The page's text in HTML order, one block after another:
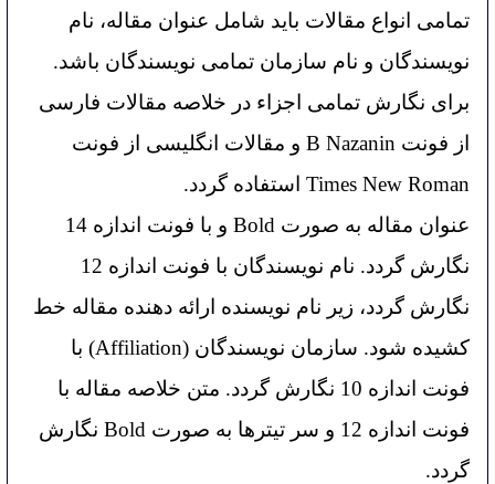
تمامی انواع مقالات باید شامل عنوان مقاله، نام
نویسندگان و نام سازمان تمامی نویسندگان باشد.
برای نگارش تمامی اجزاء در خلاصه مقالات فارسی
از فونت B Nazanin و مقالات انگلیسی از فونت
Times New Roman استفاده گردد.
عنوان مقاله به صورت Bold و با فونت اندازه 14
نگارش گردد.
نام نویسندگان با فونت اندازه 12
نگارش گردد، زیر نام نویسنده ارائه دهنده مقاله خط
کشیده شود.
سازمان نویسندگان (Affiliation) با
فونت اندازه 10 نگارش گردد.
متن خلاصه مقاله با
فونت اندازه 12 و سر تیتر‌ها به صورت Bold نگارش
گردد.